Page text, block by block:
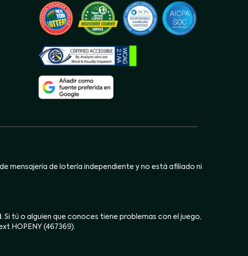
mensajería de lotería independiente y no está afiliado ni
Si tú o alguien que conoces tiene problemas con el juego,
HOPENY (467369).